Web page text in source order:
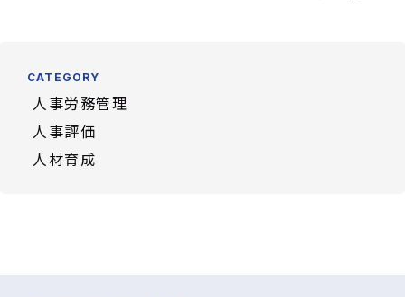
CATEGORY
人事労務管理
人事評価
人材育成